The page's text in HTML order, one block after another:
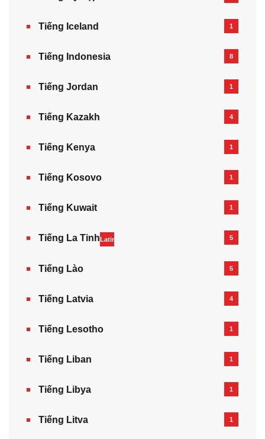
Tiếng Iceland 1
Tiếng Indonesia 8
Tiếng Jordan 1
Tiếng Kazakh‎ 4
Tiếng Kenya 1
Tiếng Kosovo 1
Tiếng Kuwait 1
Tiếng La TinhLatin 5
Tiếng Lào 5
Tiếng Latvia 4
Tiếng Lesotho 1
Tiếng Liban 1
Tiếng Libya 1
Tiếng Litva 1